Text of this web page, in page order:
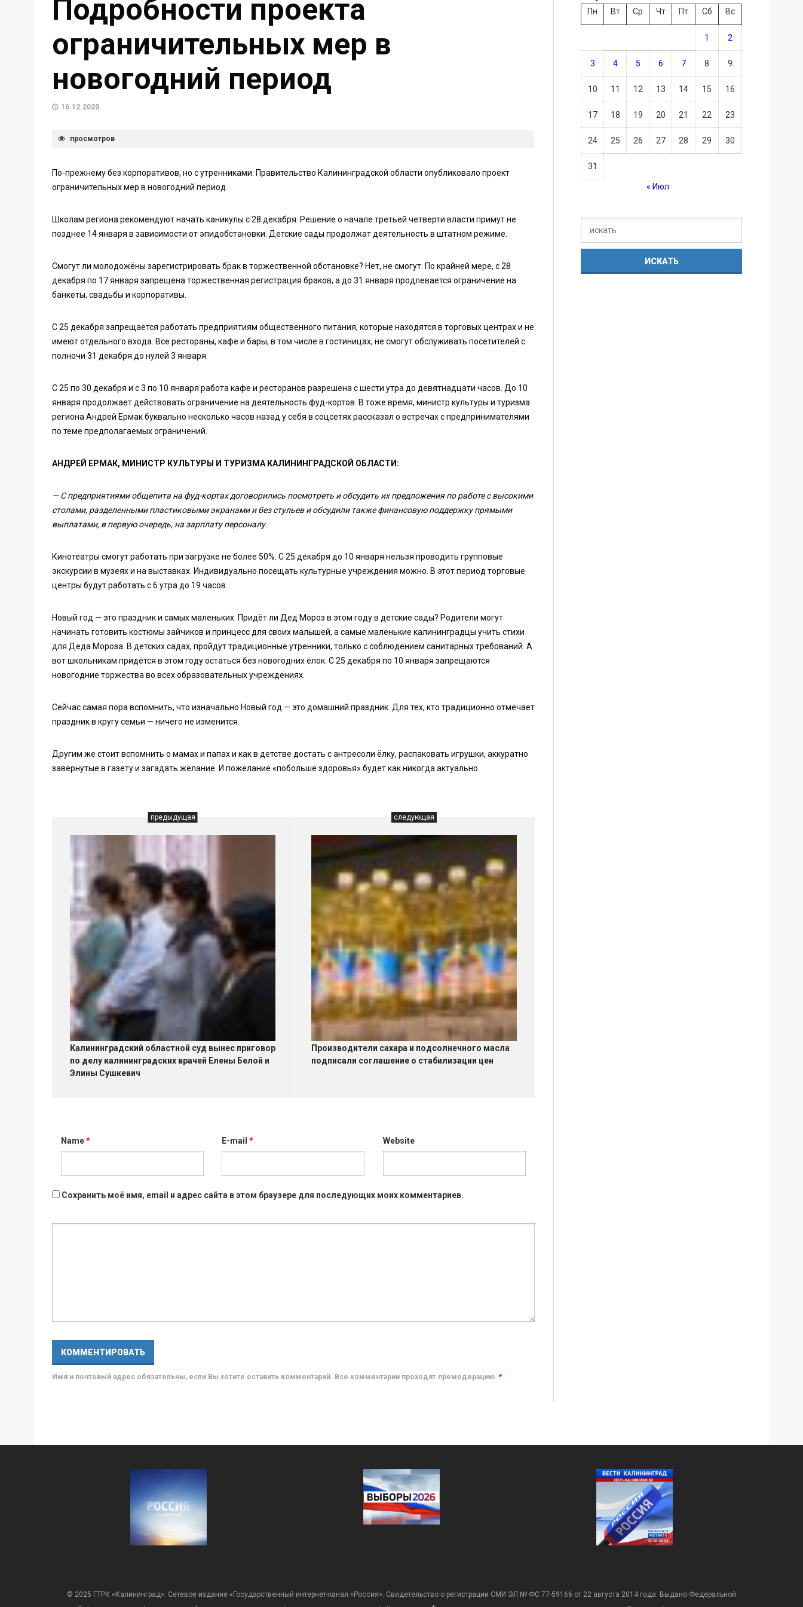
Подробности проекта
ограничительных мер в
новогодний период
16.12.2020
просмотров
По-прежнему без корпоративов, но с утренниками. Правительство Калининградской области опубликовало проект
ограничительных мер в новогодний период.
Школам региона рекомендуют начать каникулы с 28 декабря. Решение о начале третьей четверти власти примут не
позднее 14 января в зависимости от эпидобстановки. Детские сады продолжат деятельность в штатном режиме.
Смогут ли молодожёны зарегистрировать брак в торжественной обстановке? Нет, не смогут. По крайней мере, с 28
декабря по 17 января запрещена торжественная регистрация браков, а до 31 января продлевается ограничение на
банкеты, свадьбы и корпоративы.
С 25 декабря запрещается работать предприятиям общественного питания, которые находятся в торговых центрах и не
имеют отдельного входа. Все рестораны, кафе и бары, в том числе в гостиницах, не смогут обслуживать посетителей с
полночи 31 декабря до нулей 3 января.
С 25 по 30 декабря и с 3 по 10 января работа кафе и ресторанов разрешена с шести утра до девятнадцати часов. До 10
января продолжает действовать ограничение на деятельность фуд-кортов. В тоже время, министр культуры и туризма
региона Андрей Ермак буквально несколько часов назад у себя в соцсетях рассказал о встречах с предпринимателями
по теме предполагаемых ограничений.
АНДРЕЙ ЕРМАК, МИНИСТР КУЛЬТУРЫ И ТУРИЗМА КАЛИНИНГРАДСКОЙ ОБЛАСТИ:
— С предприятиями общепита на фуд-кортах договорились посмотреть и обсудить их предложения по работе с высокими
столами, разделенными пластиковыми экранами и без стульев и обсудили также финансовую поддержку прямыми
выплатами, в первую очередь, на зарплату персоналу.
Кинотеатры смогут работать при загрузке не более 50%. С 25 декабря до 10 января нельзя проводить групповые
экскурсии в музеях и на выставках. Индивидуально посещать культурные учреждения можно. В этот период торговые
центры будут работать с 6 утра до 19 часов.
Новый год — это праздник и самых маленьких. Придёт ли Дед Мороз в этом году в детские сады? Родители могут
начинать готовить костюмы зайчиков и принцесс для своих малышей, а самые маленькие калининградцы учить стихи
для Деда Мороза. В детских садах, пройдут традиционные утренники, только с соблюдением санитарных требований. А
вот школьникам придётся в этом году остаться без новогодних ёлок. С 25 декабря по 10 января запрещаются
новогодние торжества во всех образовательных учреждениях.
Сейчас самая пора вспомнить, что изначально Новый год — это домашний праздник. Для тех, кто традиционно отмечает
праздник в кругу семьи — ничего не изменится.
Другим же стоит вспомнить о мамах и папах и как в детстве достать с антресоли ёлку, распаковать игрушки, аккуратно
завёрнутые в газету и загадать желание. И пожелание «побольше здоровья» будет как никогда актуально.
предыдущая
Калининградский областной суд вынес приговор
по делу калининградских врачей Елены Белой и
Элины Сушкевич
следующая
Производители сахара и подсолнечного масла
подписали соглашение о стабилизации цен
Name* E-mail* Website
Сохранить моё имя, email и адрес сайта в этом браузере для последующих моих комментариев.
Имя и почтовый адрес обязательны, если Вы хотите оставить комментарий. Все комментарии проходят премодерацию. *
Пн
Вт Ср Чт Пт Сб Вс
1 2
3 4 5 6 7 8 9
10 11 12 13 14 15 16
17 18 19 20 21 22 23
24 25 26 27 28 29 30
31
« Июл
© 2025 ГТРК «Калининград». Сетевое издание «Государственный интернет-канал «Россия». Свидетельство о регистрации СМИ ЭЛ № ФС 77-59166 от 22 августа 2014 года. Выдано Федеральной